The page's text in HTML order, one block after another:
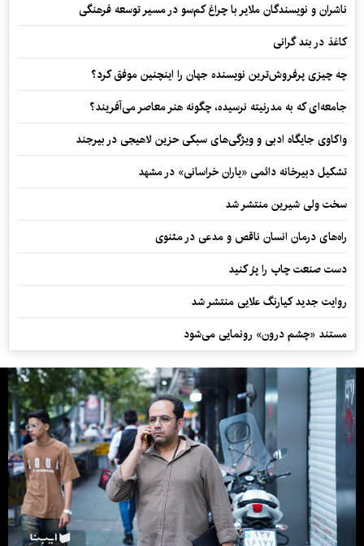
ناشران و نویسندگان ملایر با چراغ کم‌سو در مسیر توسعه فرهنگی
کاغذ در بند گرانی
چه چیزی پرفروش‌ترین نویسنده جهان را اینچنین موفق کرد؟
جامعه‌ای که به مدرنیته نرسیده، چگونه هنر معاصر می‌آفریند؟
واکاوی جایگاه ادبی و ویژگی‌های سبکی حزین لاهیجی در بیرجند
تشکیل دبیرخانه دائمی «یاران خراسانی» در مشهد
سخت ولی شیرین منتشر شد
راه‌های درمان انسان ناقص و مدعی در مثنوی
دست صنعت چاپ را پرُ کنید
روایت جدید کیارنگ علایی منتشر شد
مستند «چشم درون» رونمایی می‌شود